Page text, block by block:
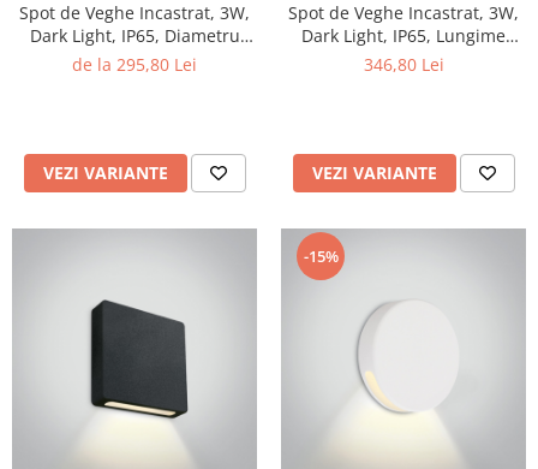
Spot de Veghe Incastrat, 3W,
Dark Light, IP65, Diametru
114mm x Grosime 35mm
de la 295,80 Lei
VEZI VARIANTE
Spot de Veghe Incastrat, 3W,
Dark Light, IP65, Lungime
120mm x Latime 80mm x
346,80 Lei
VEZI VARIANTE
-15%